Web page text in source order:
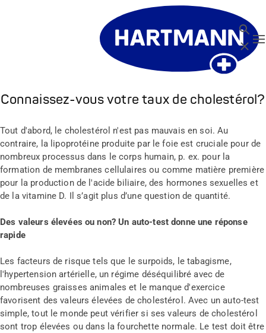
Fermer
Connaissez-vous votre taux de cholestérol?
Tout d'abord, le cholestérol n'est pas mauvais en soi. Au
contraire, la lipoprotéine produite par le foie est cruciale pour de
nombreux processus dans le corps humain, p. ex. pour la
formation de membranes cellulaires ou comme matière première
pour la production de l'acide biliaire, des hormones sexuelles et
de la vitamine D. Il s’agit plus d’une question de quantité.
Des valeurs élevées ou non? Un auto-test donne une réponse
rapide
Les facteurs de risque tels que le surpoids, le tabagisme,
l'hypertension artérielle, un régime déséquilibré avec de
nombreuses graisses animales et le manque d'exercice
favorisent des valeurs élevées de cholestérol. Avec un auto-test
simple, tout le monde peut vérifier si ses valeurs de cholestérol
sont trop élevées ou dans la fourchette normale. Le test doit être